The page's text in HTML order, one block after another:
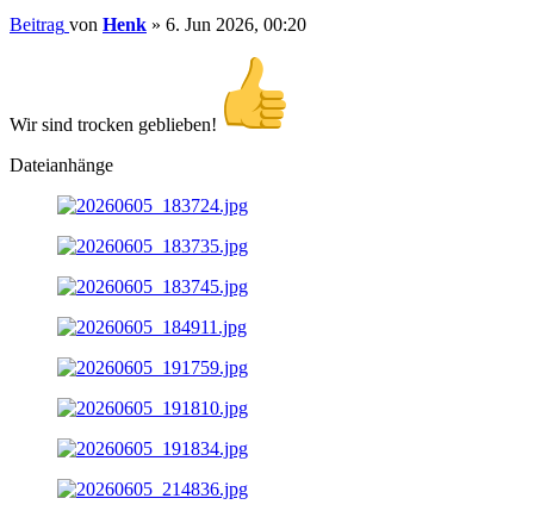
Beitrag von Henk » 6. Jun 2026, 00:20
Wir sind trocken geblieben!
Dateianhänge